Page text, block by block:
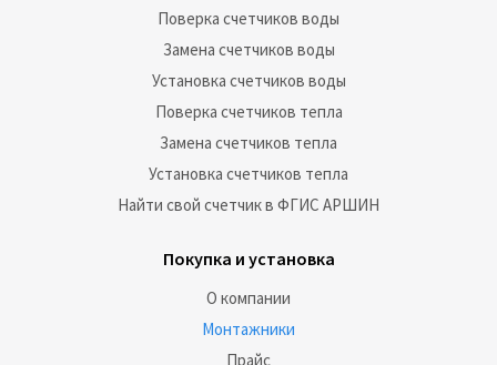
Поверка счетчиков воды
Замена счетчиков воды
Установка счетчиков воды
Поверка счетчиков тепла
Замена счетчиков тепла
Установка счетчиков тепла
Найти свой счетчик в ФГИС АРШИН
Покупка и установка
О компании
Монтажники
Прайс